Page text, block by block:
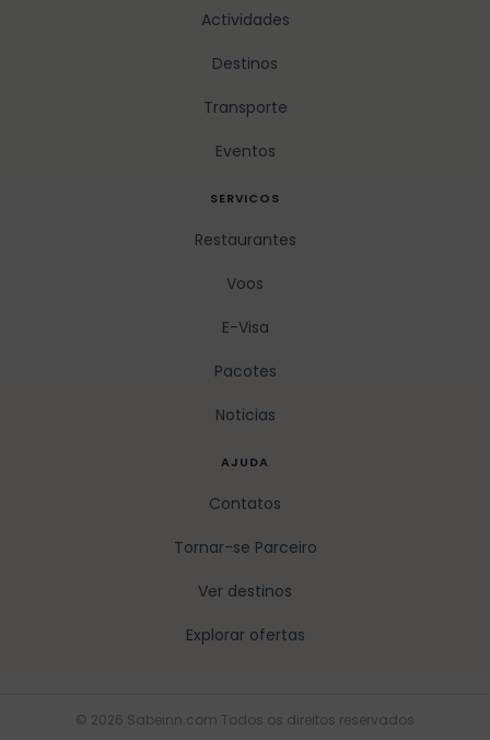
Actividades
Destinos
Transporte
Eventos
SERVICOS
Restaurantes
Voos
E-Visa
Pacotes
Noticias
AJUDA
Contatos
Tornar-se Parceiro
Ver destinos
Explorar ofertas
© 2026 Sabeinn.com Todos os direitos reservados